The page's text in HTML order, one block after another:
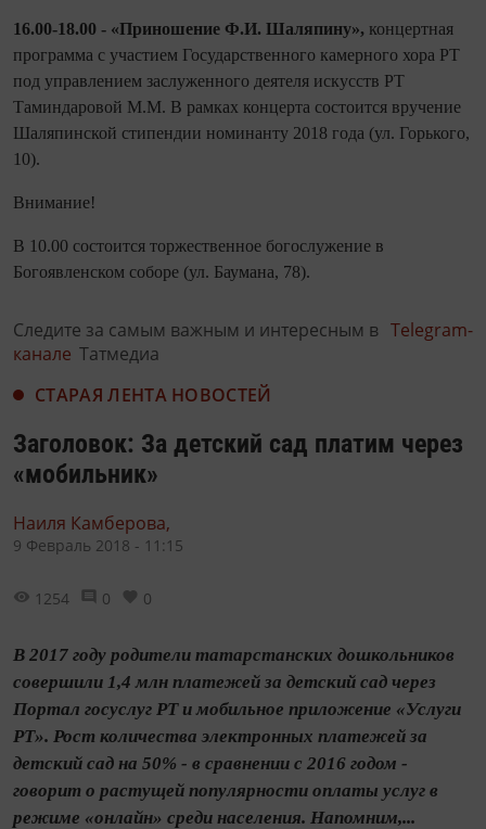
16.00-18.00 - «Приношение Ф.И. Шаляпину», концертная
программа с участием Государственного камерного хора РТ
под управлением заслуженного деятеля искусств РТ
Таминдаровой М.М. В рамках концерта состоится вручение
Шаляпинской стипендии номинанту 2018 года (ул. Горького,
10).
Внимание!
В 10.00 состоится торжественное богослужение в
Богоявленском соборе (ул. Баумана, 78).
Следите за самым важным и интересным в Telegram-
канале Татмедиа
СТАРАЯ ЛЕНТА НОВОСТЕЙ
Заголовок: За детский сад платим через
«мобильник»
Наиля Камберова,
9 Февраль 2018 - 11:15
1254 0 0
В 2017 году родители татарстанских дошкольников
совершили 1,4 млн платежей за детский сад через
Портал госуслуг РТ и мобильное приложение «Услуги
РТ». Рост количества электронных платежей за
детский сад на 50% - в сравнении с 2016 годом -
говорит о растущей популярности оплаты услуг в
режиме «онлайн» среди населения. Напомним,...